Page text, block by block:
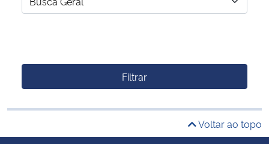
Filtrar
Voltar ao topo